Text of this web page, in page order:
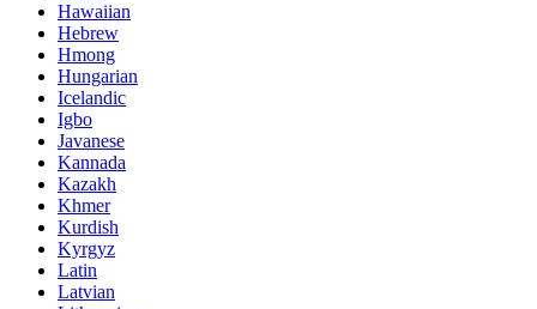
Hawaiian
Hebrew
Hmong
Hungarian
Icelandic
Igbo
Javanese
Kannada
Kazakh
Khmer
Kurdish
Kyrgyz
Latin
Latvian